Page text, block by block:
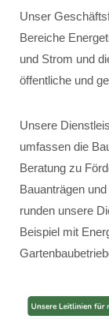
Unser
Bereiche
und Strom und
öffentliche und
Unsere
umfassen die
Beratung zu
Bauanträgen
runden unsere
Beispiel mit